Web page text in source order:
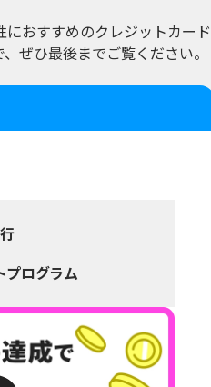
おすすめのクレジットカー
ぜひ最後までご覧ください。
プログラム